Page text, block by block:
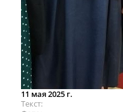
11 мая 2025 г.
Текст